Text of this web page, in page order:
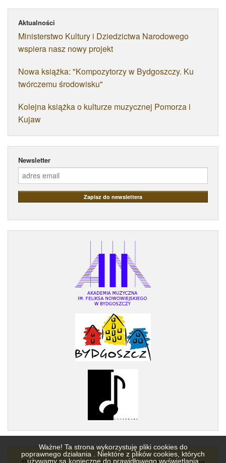
Aktualności
Ministerstwo Kultury i Dziedzictwa Narodowego
wspiera nasz nowy projekt
Nowa książka: "Kompozytorzy w Bydgoszczy. Ku
twórczemu środowisku"
Kolejna książka o kulturze muzycznej Pomorza i
Kujaw
Newsletter
Ważne! Ta strona wykorzystuję pliki cookies do
poprawnego działania . Niektóre z plików cookies, których
używamy są konieczne do prawidłowego wyświetlania